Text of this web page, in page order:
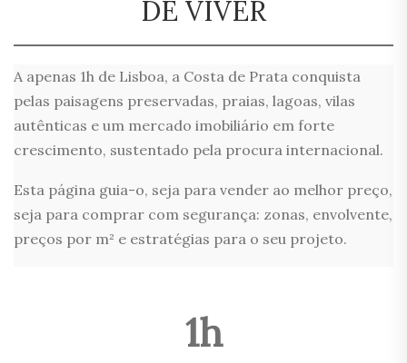
DE VIVER
A apenas 1h de Lisboa, a Costa de Prata conquista
pelas paisagens preservadas, praias, lagoas, vilas
autênticas e um mercado imobiliário em forte
crescimento, sustentado pela procura internacional.
Esta página guia-o, seja para vender ao melhor preço,
seja para comprar com segurança: zonas, envolvente,
preços por m² e estratégias para o seu projeto.
1h